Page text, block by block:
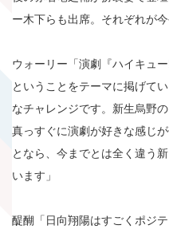
ー木下らも出席。それぞれが
ウォーリー「演劇『ハイキュ
ということをテーマに掲げて
なチャレンジです。新生烏野
真っすぐに演劇が好きな感じ
となら、今までとは全く違う
います」
醍醐「日向翔陽はすごくポジ